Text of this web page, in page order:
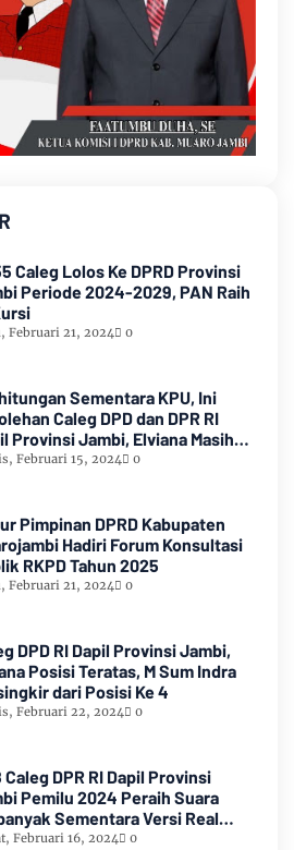
Caleg Lolos Ke DPRD Provinsi
Periode 2024-2029, PAN Raih
Februari 21, 2024 0
Sementara KPU, Ini
Caleg DPD dan DPR RI
Provinsi Jambi, Elviana Masih
Kedua Teratas
Februari 15, 2024 0
Pimpinan DPRD Kabupaten
Hadiri Forum Konsultasi
RKPD Tahun 2025
Februari 21, 2024 0
DPD RI Dapil Provinsi Jambi,
Posisi Teratas, M Sum Indra
dari Posisi Ke 4
Februari 22, 2024 0
Caleg DPR RI Dapil Provinsi
Pemilu 2024 Peraih Suara
Sementara Versi Real
KPU RI
Februari 16, 2024 0